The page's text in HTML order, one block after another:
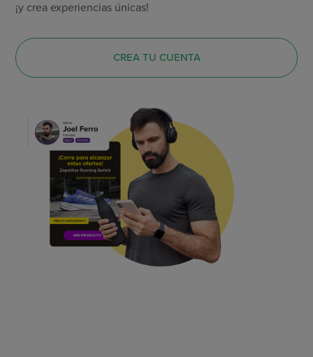
¡y crea experiencias únicas!
CREA TU CUENTA